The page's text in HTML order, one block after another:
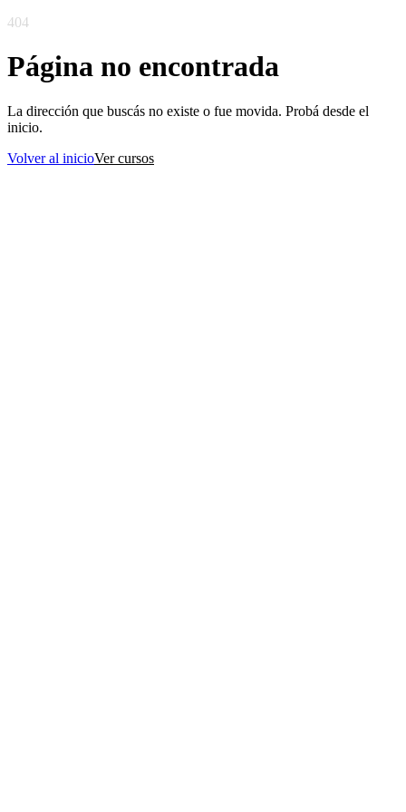
404
Página no encontrada
La dirección que buscás no existe o fue movida. Probá desde el
inicio.
Volver al inicioVer cursos